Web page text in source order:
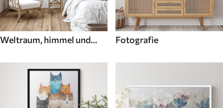
Weltraum, himmel und
Fotografie